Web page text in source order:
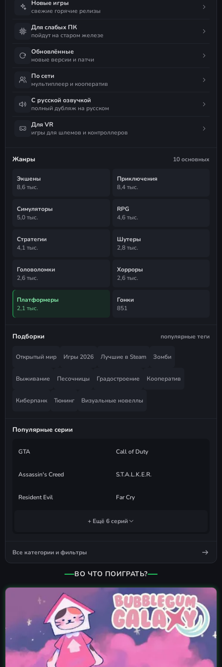
Новые игры
свежие горячие релизы
Для слабых ПК
пойдут на старом железе
Обновлённые
новые версии и патчи
По сети
мультиплеер и кооператив
С русской озвучкой
полный дубляж на русском
Для VR
игры для шлемов и контроллеров
Жанры 10 основных
Экшены
8,6 тыс.
Приключения
8,4 тыс.
Симуляторы
5,0 тыс.
RPG
4,6 тыс.
Стратегии
4,1 тыс.
Шутеры
2,8 тыс.
Головоломки
2,6 тыс.
Хорроры
2,6 тыс.
Платформеры
2,1 тыс.
Гонки
851
Подборки популярные теги
Открытый мир Игры 2026 Лучшие в Steam Зомби
Выживание Песочницы Градостроение Кооператив
Киберпанк Тюнинг Визуальные новеллы
Популярные серии
GTA Call of Duty
Assassin's Creed S.T.A.L.K.E.R.
Resident Evil Far Cry
+ Ещё 6 серий
Все категории и фильтры
ВО ЧТО ПОИГРАТЬ?